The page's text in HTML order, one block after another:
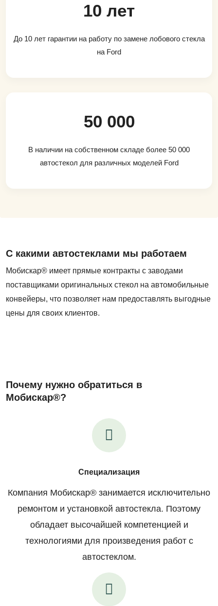
10 лет
До 10 лет гарантии на работу по замене лобового стекла
на Ford
50 000
В наличии на собственном складе более 50 000
автостекол для различных моделей Ford
С какими автостеклами мы работаем
Мобискар® имеет прямые контракты с заводами
поставщиками оригинальных стекол на автомобильные
конвейеры, что позволяет нам предоставлять выгодные
цены для своих клиентов.
Почему нужно обратиться в
Мобискар®?
Специализация
Компания Мобискар® занимается исключительно
ремонтом и установкой автостекла. Поэтому
обладает высочайшей компетенцией и
технологиями для произведения работ с
автостеклом.